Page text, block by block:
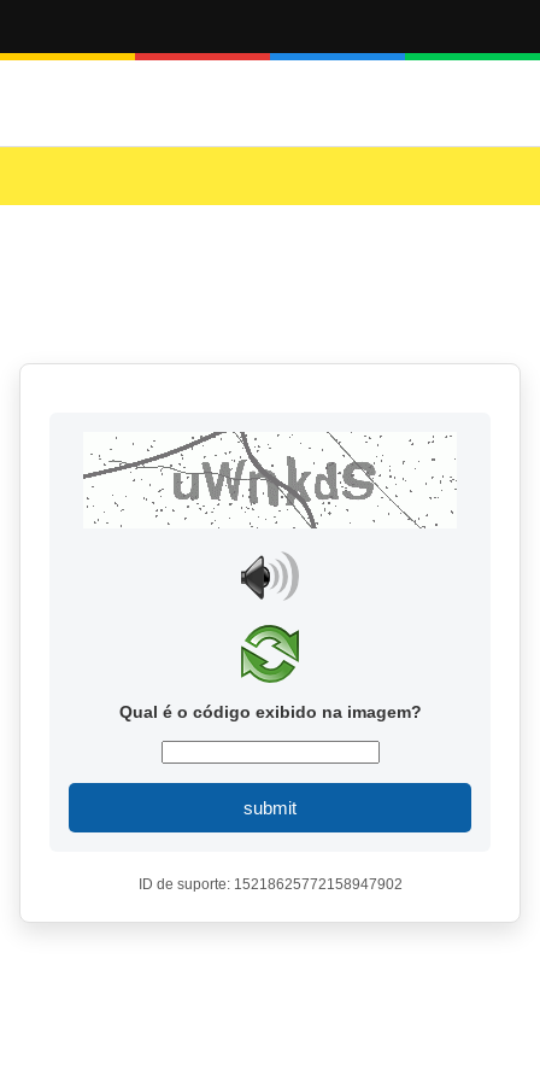
Qual é o código exibido na imagem?
submit
ID de suporte: 15218625772158947902